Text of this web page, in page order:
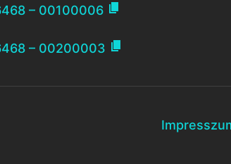
– 00100006 
– 00200003 